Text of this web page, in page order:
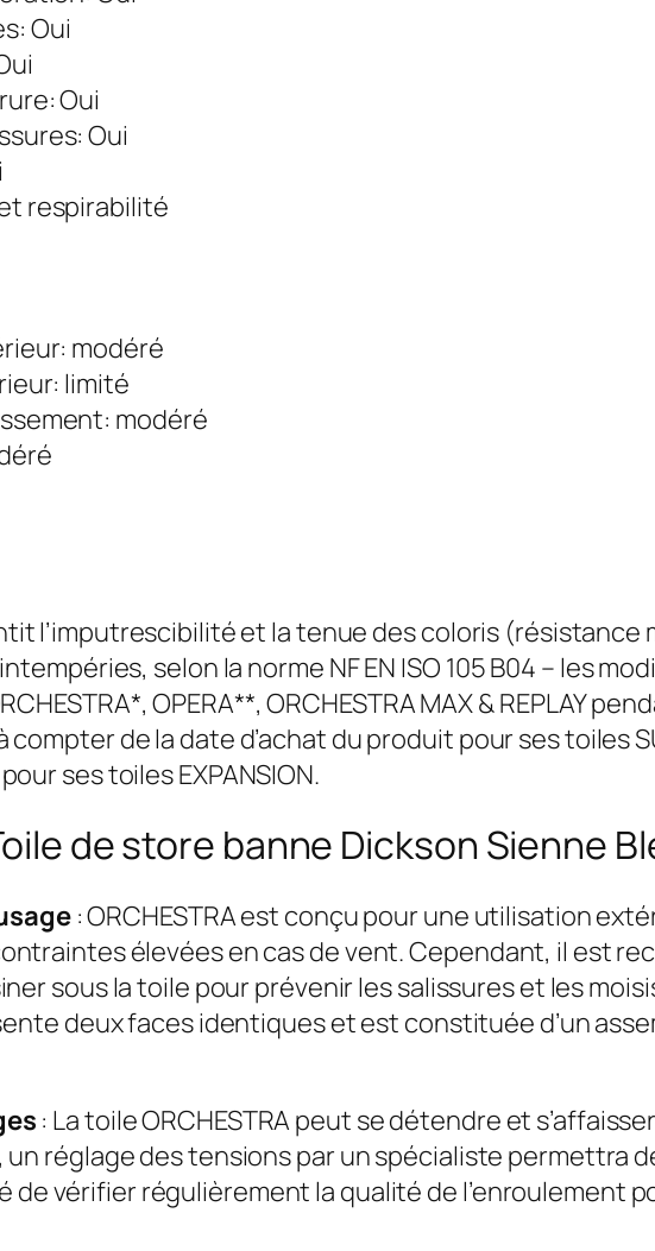
Oui
Oui
Oui
respirabilité
modéré
limité
modéré
l’imputrescibilité et la tenue des coloris (résistance
selon la norme NF EN ISO 105 B04 – les
OPERA**, ORCHESTRA MAX & REPLAY
de la date d’achat du produit pour ses toiles
ses toiles EXPANSION.
de store banne Dickson Sienne
: ORCHESTRA est conçu pour une utilisation
élevées en cas de vent. Cependant, il est
sous la toile pour prévenir les salissures et les
deux faces identiques et est constituée d’un
: La toile ORCHESTRA peut se détendre et
un réglage des tensions par un spécialiste
de vérifier régulièrement la qualité de l’enroulement